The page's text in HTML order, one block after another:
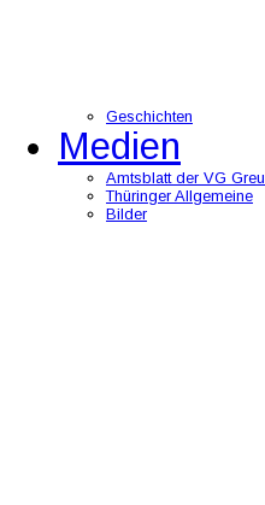
Geschichten
Medien
Amtsblatt der VG
Thüringer Allgemeine
Bilder